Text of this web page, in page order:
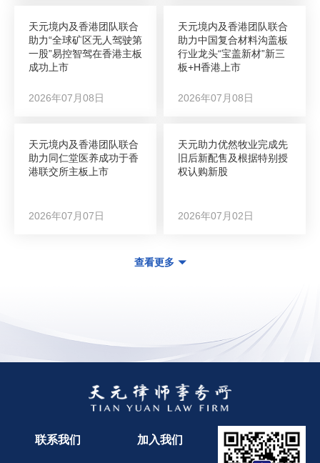
天元境内及香港团队联合
助力“全球矿区无人驾驶第
一股”易控智驾在香港主板
成功上市
2026年07月08日
天元境内及香港团队联合
助力中国复合材料沟盖板
行业龙头“宝盖新材”新三
板+H香港上市
2026年07月08日
天元境内及香港团队联合
助力同仁堂医养成功于香
港联交所主板上市
2026年07月07日
天元助力优然牧业完成先
旧后新配售及根据特别授
权认购新股
2026年07月02日
查看更多
联系我们 加入我们